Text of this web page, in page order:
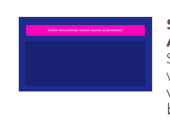
Welke verschillende vormen kunnen jij benoemen?